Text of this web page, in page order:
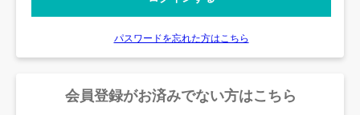
パスワードを忘れた方はこちら
会員登録がお済みでない方はこちら